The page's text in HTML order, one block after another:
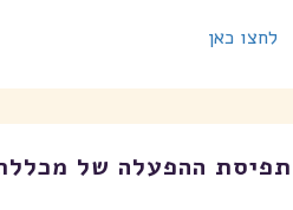
לחצו כאן
תפיסת ההפעלה של